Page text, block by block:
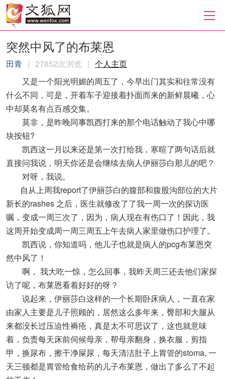
突然中风了的布莱恩
田青 | 27852次浏览 | 个人主页
又是一个阳光明媚的周五了，今早出门其实和往常没有
什么不同，可是，开着车子迎接着扑面而来的新鲜晨曦，心
中却莫名有点百感交集。
莫非，是昨晚同事凯西打来的那个电话触动了我心中哪
块按钮?
凯西这一月以来还是第一次打给我，寒暄了两句话后就
直接问我说，明天你还是会继续去病人伊丽莎白那儿的吧？
对呀，我说。
自从上周我report了伊丽莎白的腹部和腹股沟部位的大片
新长的rashes 之后，医生就修改了了我一周一次的探访医
嘱，变成一周三次了，因为，病人现在有伤口了！因此，我
这周开始变成周一周三周五上午去病人家里做伤口护理了。
凯西说，你知道吗，他儿子也就是病人的pcg布莱恩突
然中风了！
啊， 我大吃一惊，怎么回事，我昨天周三还去他们家探
访了呢，布莱恩看着好好的呀？
说起来，伊丽莎白这样的一个长期卧床病人，一直在家
由家人主要是儿子照顾的，居然这么多年来，臀部和大腿从
来都没长过压迫性褥疮，真是太不可思议了，这也就意味
着，负责每天床前伺候母亲，帮母亲翻身，换衣服，剪指
甲，换尿布，擦干净屎尿，每天清洁肚子上胃管的stoma, 一
天三顿都是胃管给食给药的儿子布莱恩，做出了多么了不起